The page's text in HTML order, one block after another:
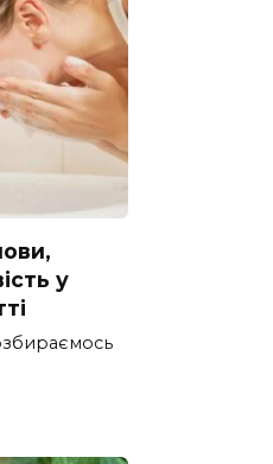
у